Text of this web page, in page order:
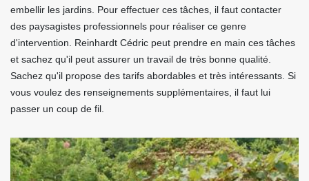
embellir les jardins. Pour effectuer ces tâches, il faut contacter
des paysagistes professionnels pour réaliser ce genre
d'intervention. Reinhardt Cédric peut prendre en main ces tâches
et sachez qu'il peut assurer un travail de très bonne qualité.
Sachez qu'il propose des tarifs abordables et très intéressants. Si
vous voulez des renseignements supplémentaires, il faut lui
passer un coup de fil.